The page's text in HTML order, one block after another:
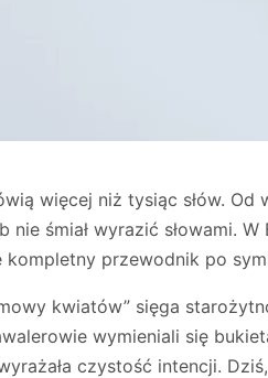
więcej niż tysiąc słów.
nie śmiał wyrazić słowami.
kompletny przewodnik po
kwiatów” sięga
wymieniali się
czystość intencji.